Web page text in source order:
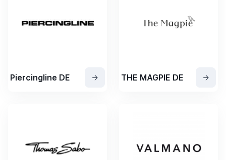
Piercingline DE THE MAGPIE DE